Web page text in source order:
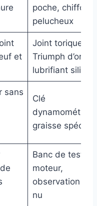
poche, chiffon
pelucheux
et
Joint torique
Triumph
lubrifiant
sans
Clé
graisse spéciale
Banc de test
moteur,
observation à
nu